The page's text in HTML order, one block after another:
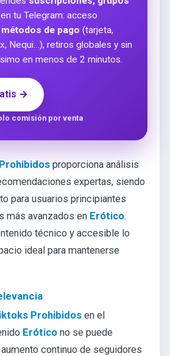
en tu Telegram: acceso
de pago (tarjeta,
Nequi…), retiros globales y sin
en menos de 2 minutos.
→
comisión por venta
proporciona análisis
expertas, siendo
para usuarios principiantes
más avanzados en Erótico.
técnico y accesible lo
ideal para mantenerse
Prohibidos en el
Erótico no se puede
continuo de seguidores